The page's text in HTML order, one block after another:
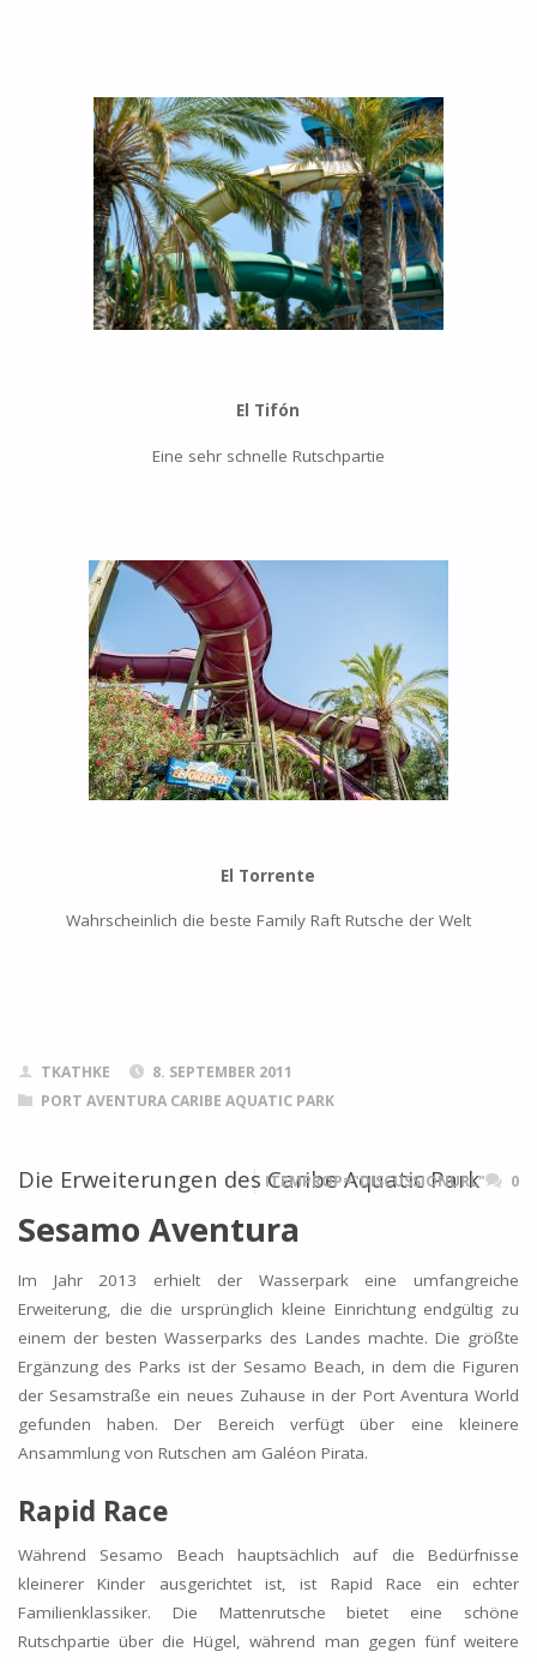
El Tifón
Eine sehr schnelle Rutschpartie
El Torrente
Wahrscheinlich die beste Family Raft Rutsche der Welt
TKATHKE
8. SEPTEMBER 2011
PORT AVENTURA CARIBE AQUATIC PARK
Die Erweiterungen des Caribe Aquatic Park
ITEMPROP="DISCUSSIONURL" 0
Sesamo Aventura
Im Jahr 2013 erhielt der Wasserpark eine umfangreiche
Erweiterung, die die ursprünglich kleine Einrichtung endgültig zu
einem der besten Wasserparks des Landes machte. Die größte
Ergänzung des Parks ist der Sesamo Beach, in dem die Figuren
der Sesamstraße ein neues Zuhause in der Port Aventura World
gefunden haben. Der Bereich verfügt über eine kleinere
Ansammlung von Rutschen am Galéon Pirata.
Rapid Race
Während Sesamo Beach hauptsächlich auf die Bedürfnisse
kleinerer Kinder ausgerichtet ist, ist Rapid Race ein echter
Familienklassiker. Die Mattenrutsche bietet eine schöne
Rutschpartie über die Hügel, während man gegen fünf weitere